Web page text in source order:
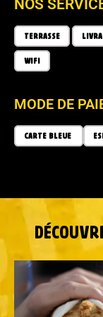
NOS
TERRASSE
WIFI
MODE DE
CARTE BLEUE